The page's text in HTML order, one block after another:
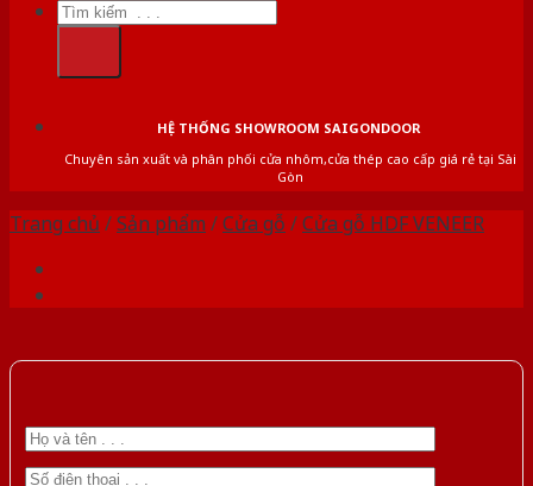
Tìm
kiếm:
HỆ THỐNG SHOWROOM SAIGONDOOR
Chuyên sản xuất và phân phối cửa nhôm,cửa thép cao cấp giá rẻ tại Sài
Gòn
Trang chủ /Sản phẩm /Cửa gỗ /Cửa gỗ HDF VENEER